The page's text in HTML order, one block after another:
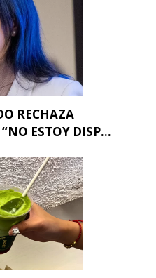
RECHAZA
ESTOY DISP...